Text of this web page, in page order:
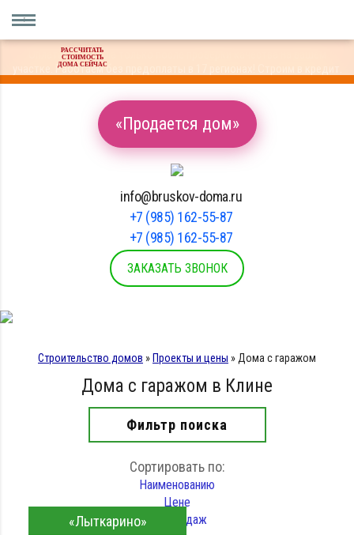
Оплата материала только после проверки качества на вашем
участке. Работаем без предоплаты в 17 регионах! Строим в кредит.
«Продается дом»
info@bruskov-doma.ru
+7 (985) 162-55-87
+7 (985) 162-55-87
ЗАКАЗАТЬ ЗВОНОК
Строительство домов » Проекты и цены » Дома с гаражом
Дома с гаражом в Клине
Фильтр поиска
Сортировать по:
Наименованию
Цене
Хит продаж
«Лыткарино»
РАССЧИТАТЬ
СТОИМОСТЬ
ДОМА СЕЙЧАС